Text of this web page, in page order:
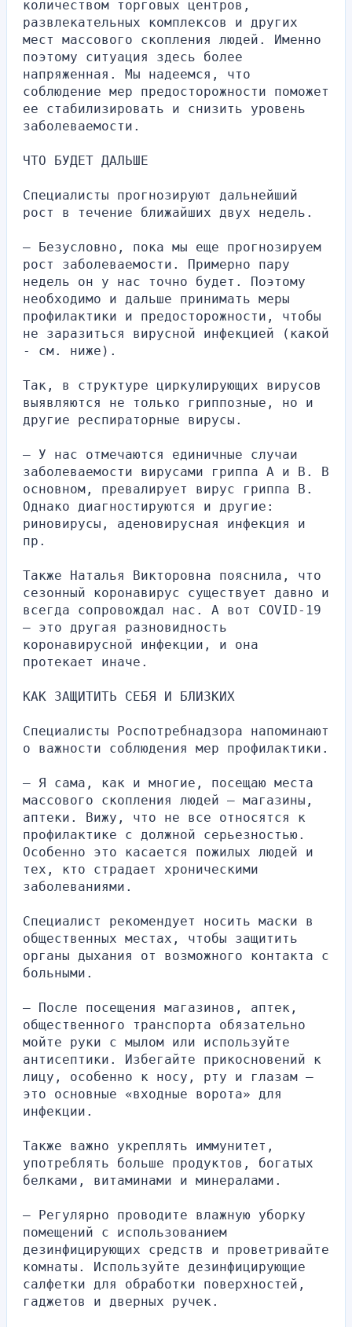
количеством торговых центров,
развлекательных комплексов и других
мест массового скопления людей. Именно
поэтому ситуация здесь более
напряженная. Мы надеемся, что
соблюдение мер предосторожности поможет
ее стабилизировать и снизить уровень
заболеваемости.
ЧТО БУДЕТ ДАЛЬШЕ
Специалисты прогнозируют дальнейший
рост в течение ближайших двух недель.
— Безусловно, пока мы еще прогнозируем
рост заболеваемости. Примерно пару
недель он у нас точно будет. Поэтому
необходимо и дальше принимать меры
профилактики и предосторожности, чтобы
не заразиться вирусной инфекцией (какой
- см. ниже).
Так, в структуре циркулирующих вирусов
выявляются не только гриппозные, но и
другие респираторные вирусы.
— У нас отмечаются единичные случаи
заболеваемости вирусами гриппа А и В. В
основном, превалирует вирус гриппа В.
Однако диагностируются и другие:
риновирусы, аденовирусная инфекция и
пр.
Также Наталья Викторовна пояснила, что
сезонный коронавирус существует давно и
всегда сопровождал нас. А вот COVID-19
— это другая разновидность
коронавирусной инфекции, и она
протекает иначе.
КАК ЗАЩИТИТЬ СЕБЯ И БЛИЗКИХ
Специалисты Роспотребнадзора напоминают
о важности соблюдения мер профилактики.
— Я сама, как и многие, посещаю места
массового скопления людей — магазины,
аптеки. Вижу, что не все относятся к
профилактике с должной серьезностью.
Особенно это касается пожилых людей и
тех, кто страдает хроническими
заболеваниями.
Специалист рекомендует носить маски в
общественных местах, чтобы защитить
органы дыхания от возможного контакта с
больными.
— После посещения магазинов, аптек,
общественного транспорта обязательно
мойте руки с мылом или используйте
антисептики. Избегайте прикосновений к
лицу, особенно к носу, рту и глазам —
это основные «входные ворота» для
инфекции.
Также важно укреплять иммунитет,
употреблять больше продуктов, богатых
белками, витаминами и минералами.
— Регулярно проводите влажную уборку
помещений с использованием
дезинфицирующих средств и проветривайте
комнаты. Используйте дезинфицирующие
салфетки для обработки поверхностей,
гаджетов и дверных ручек.